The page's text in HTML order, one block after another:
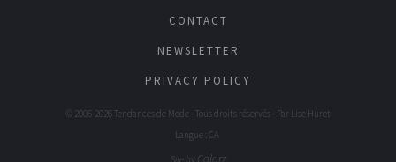
CONTACT
NEWSLETTER
PRIVACY POLICY
© 2006-2026 Tendances de Mode - Tous droits réservés - Par Lise Huret
Langue : CA